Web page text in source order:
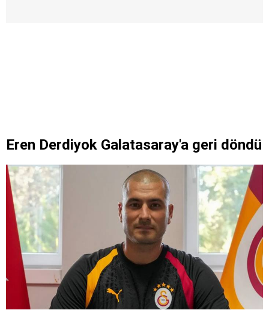
Eren Derdiyok Galatasaray'a geri döndü